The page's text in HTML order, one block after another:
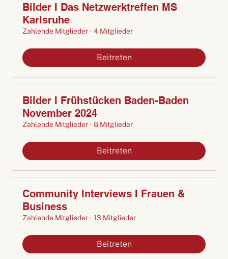
Bilder I Das Netzwerktreffen MS
Karlsruhe
Zahlende Mitglieder · 4 Mitglieder
Beitreten
Bilder I Frühstücken Baden-Baden
November 2024
Zahlende Mitglieder · 8 Mitglieder
Beitreten
Community Interviews I Frauen &
Business
Zahlende Mitglieder · 13 Mitglieder
Beitreten